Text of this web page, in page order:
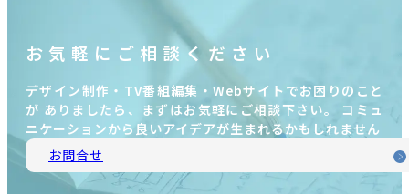
お気軽にご相談ください
デザイン制作・TV番組編集・Webサイトでお困りのこと
が ありましたら、まずはお気軽にご相談下さい。 コミュ
ニケーションから良いアイデアが生まれるかもしれません
お問合せ